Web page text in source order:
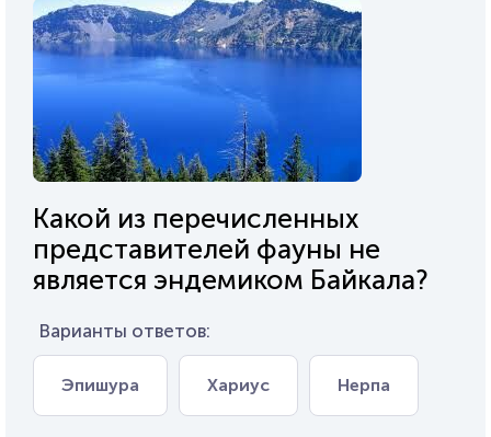
Какой из перечисленных
представителей фауны не
является эндемиком Байкала?
Варианты ответов:
Эпишура Хариус Нерпа